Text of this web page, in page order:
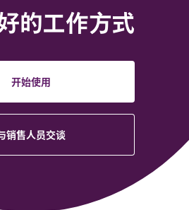
的工作方式
开始使用
销售人员交谈